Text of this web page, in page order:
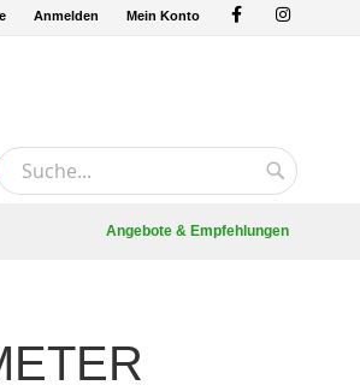
Anmelden Mein Konto
Suche
Warenkorb
Angebote & Empfehlungen